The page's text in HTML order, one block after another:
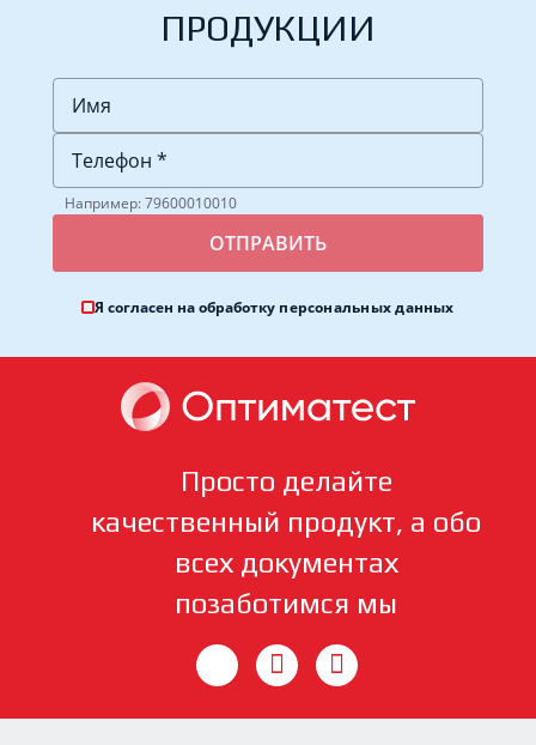
ПРОДУКЦИИ
Например: 79600010010
Я согласен на обработку персональных данных
Просто делайте
качественный продукт, а обо
всех документах
позаботимся мы